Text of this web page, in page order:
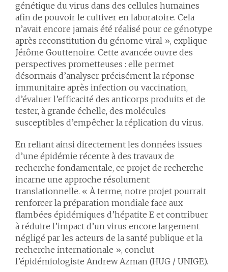
génétique du virus dans des cellules humaines
afin de pouvoir le cultiver en laboratoire. Cela
n’avait encore jamais été réalisé pour ce génotype
après reconstitution du génome viral », explique
Jérôme Gouttenoire. Cette avancée ouvre des
perspectives prometteuses : elle permet
désormais d’analyser précisément la réponse
immunitaire après infection ou vaccination,
d’évaluer l’efficacité des anticorps produits et de
tester, à grande échelle, des molécules
susceptibles d’empêcher la réplication du virus.
En reliant ainsi directement les données issues
d’une épidémie récente à des travaux de
recherche fondamentale, ce projet de recherche
incarne une approche résolument
translationnelle. « À terme, notre projet pourrait
renforcer la préparation mondiale face aux
flambées épidémiques d’hépatite E et contribuer
à réduire l’impact d’un virus encore largement
négligé par les acteurs de la santé publique et la
recherche internationale », conclut
l’épidémiologiste Andrew Azman (HUG / UNIGE).